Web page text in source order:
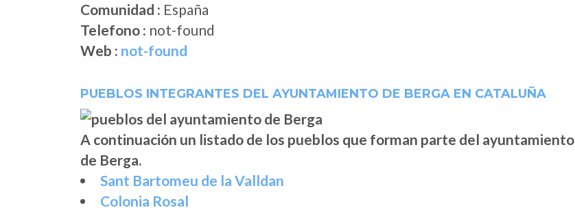
Comunidad : España
Telefono : not-found
Web : not-found
PUEBLOS INTEGRANTES DEL AYUNTAMIENTO DE BERGA EN CATALUÑA
A continuación un listado de los pueblos que forman parte del ayuntamiento
de Berga.
Sant Bartomeu de la Valldan
Colonia Rosal